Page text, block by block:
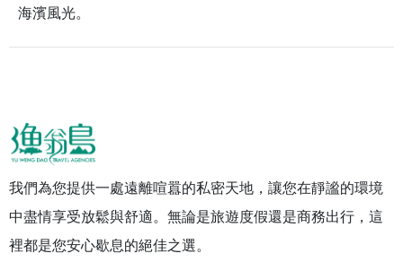
海濱風光。
我們為您提供一處遠離喧囂的私密天地，讓您在靜謐的環境
中盡情享受放鬆與舒適。無論是旅遊度假還是商務出行，這
裡都是您安心歇息的絕佳之選。